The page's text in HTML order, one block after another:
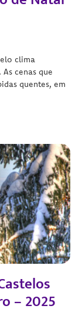
clima
cenas que
quentes, em
– 2025